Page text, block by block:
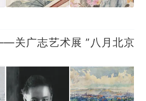
关广志艺术展 ”八月北京